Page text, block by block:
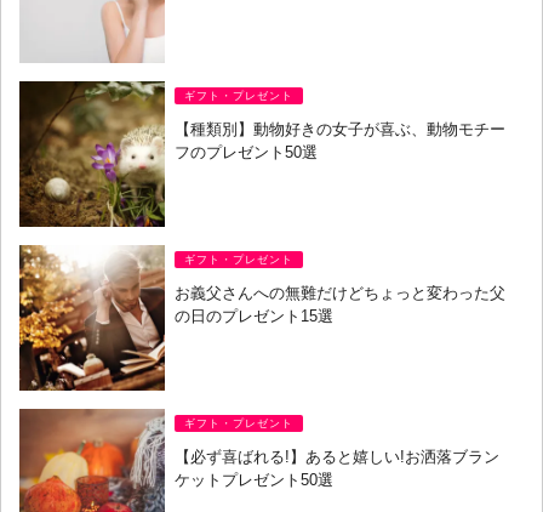
ギフト・プレゼント
【種類別】動物好きの女子が喜ぶ、動物モチー
フのプレゼント50選
ギフト・プレゼント
お義父さんへの無難だけどちょっと変わった父
の日のプレゼント15選
ギフト・プレゼント
【必ず喜ばれる!】あると嬉しい!お洒落ブラン
ケットプレゼント50選